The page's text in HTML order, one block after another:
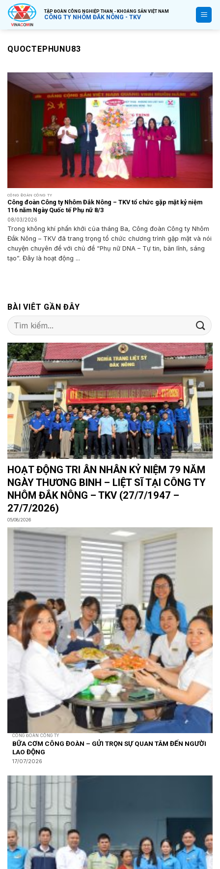
Bỏ
qua
nội
TẬP ĐOÀN CÔNG NGHIỆP THAN - KHOÁNG SẢN VIỆT NAM
CÔNG TY NHÔM ĐẮK NÔNG - TKV
QUOCTEPHUNU83
CÔNG ĐOÀN CÔNG TY
Công đoàn Công ty Nhôm Đắk Nông – TKV tổ chức gặp mặt kỷ niệm
116 năm Ngày Quốc tế Phụ nữ 8/3
08/03/2026
Trong không khí phấn khởi của tháng Ba, Công đoàn Công ty Nhôm
Đắk Nông – TKV đã trang trọng tổ chức chương trình gặp mặt và nói
chuyện chuyên đề với chủ đề “Phụ nữ DNA – Tự tin, bản lĩnh, sáng
tạo”. Đây là hoạt động ...
BÀI VIÊT GẦN ĐÂY
HOẠT ĐỘNG TRI ÂN NHÂN KỶ NIỆM 79 NĂM
NGÀY THƯƠNG BINH – LIỆT SĨ TẠI CÔNG TY
NHÔM ĐẮK NÔNG – TKV (27/7/1947 –
27/7/2026)
05/08/2026
CÔNG ĐOÀN CÔNG TY
BỮA CƠM CÔNG ĐOÀN – GỬI TRỌN SỰ QUAN TÂM ĐẾN NGƯỜI
LAO ĐỘNG
17/07/2026